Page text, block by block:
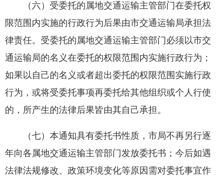
（六）受委托的属地交通运输主管部门在委托权
限范围内实施的行政行为后果由市交通运输局承担法
律责任。受委托的属地交通运输主管部门必须以市交
通运输局的名义在委托的权限范围内实施行政行为；
如果以自己的名义或者超出委托的权限范围实施行政
行为，或将受委托事项再委托给其他组织或个人行使
的，所产生的法律后果皆由其自己承担。
（七）本通知具有委托书性质，市局不再另行逐
年向各属地交通运输主管部门发放委托书；今后如遇
法律法规修改、政策环境变化等原因需对委托事宜作